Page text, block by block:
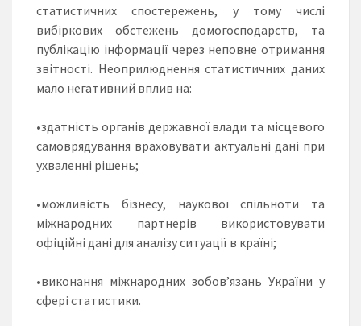
статистичних спостережень, у тому числі
вибіркових обстежень домогосподарств, та
публікацію інформації через неповне отримання
звітності. Неоприлюднення статистичних даних
мало негативний вплив на:
•здатність органів державної влади та місцевого
самоврядування враховувати актуальні дані при
ухваленні рішень;
•можливість бізнесу, наукової спільноти та
міжнародних партнерів використовувати
офіційні дані для аналізу ситуації в країні;
•виконання міжнародних зобов’язань України у
сфері статистики.